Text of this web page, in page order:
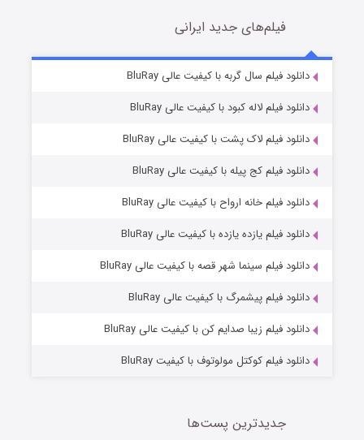
قسمت7 (زیرنویس) منتشر شد
فیلم‌های جدید ایرانی
دانلود فیلم سال گربه با کیفیت عالی BluRay
دانلود فیلم لاله کبود با کیفیت عالی BluRay
دانلود فیلم لاک پشت با کیفیت عالی BluRay
دانلود فیلم کج‌ پیله با کیفیت عالی BluRay
دانلود فیلم خانه ارواح با کیفیت عالی BluRay
دانلود فیلم یازده یازده با کیفیت عالی BluRay
دانلود فیلم سینما شهر قصه با کیفیت عالی BluRay
دانلود فیلم پیشمرگ با کیفیت عالی BluRay
دانلود فیلم زیبا صدایم کن با کیفیت عالی BluRay
دانلود فیلم کوکتل مولوتوف با کیفیت BluRay
جدیدترین پست‌ها